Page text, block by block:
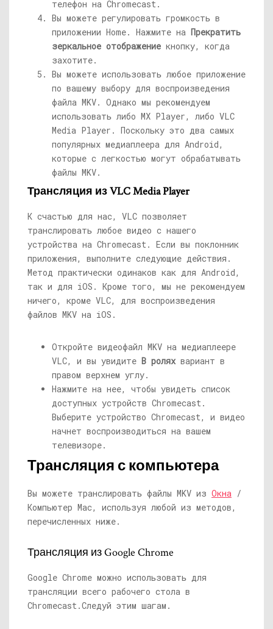
телефон на Chromecast.
Вы можете регулировать громкость в
приложении Home. Нажмите на Прекратить
зеркальное отображение кнопку, когда
захотите.
Вы можете использовать любое приложение
по вашему выбору для воспроизведения
файла MKV. Однако мы рекомендуем
использовать либо MX Player, либо VLC
Media Player. Поскольку это два самых
популярных медиаплеера для Android,
которые с легкостью могут обрабатывать
файлы MKV.
Трансляция из VLC Media Player
К счастью для нас, VLC позволяет
транслировать любое видео с нашего
устройства на Chromecast. Если вы поклонник
приложения, выполните следующие действия.
Метод практически одинаков как для Android,
так и для iOS. Кроме того, мы не рекомендуем
ничего, кроме VLC, для воспроизведения
файлов MKV на iOS.
Откройте видеофайл MKV на медиаплеере
VLC, и вы увидите В роляхвариант в
правом верхнем углу.
Нажмите на нее, чтобы увидеть список
доступных устройств Chromecast.
Выберите устройство Chromecast, и видео
начнет воспроизводиться на вашем
телевизоре.
Трансляция с компьютера
Вы можете транслировать файлы MKV из Окна /
Компьютер Mac, используя любой из методов,
перечисленных ниже.
Трансляция из Google Chrome
Google Chrome можно использовать для
трансляции всего рабочего стола в
Chromecast.Следуй этим шагам.